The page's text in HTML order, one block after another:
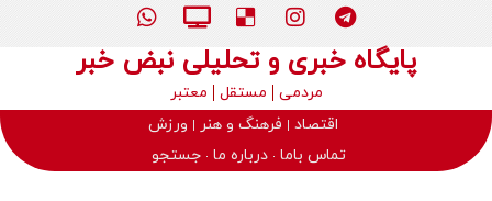
پایگاه خبری و تحلیلی نبض خبر
مردمی مستقل
معتبر
اقتصاد
فرهنگ و هنر
ورزش
تماس باما درباره ما جستجو